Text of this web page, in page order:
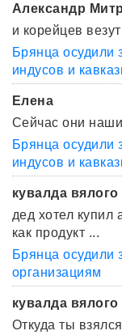
Александр
и корейцев везут
Брянца осудили
индусов и
Елена
Сейчас они
Брянца осудили
индусов и
кувалда вялого
дед хотел купил
как продукт ...
Брянца осудили
организациям
кувалда вялого
Откуда ты